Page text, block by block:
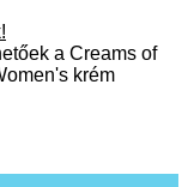
a Creams of
krém